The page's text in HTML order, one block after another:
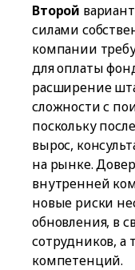
Второй
силами
компании
для оплаты
расширение
сложности с
поскольку
вырос,
на рынке.
внутренней
новые риски
обновления, в
сотрудников, а
компетенций.